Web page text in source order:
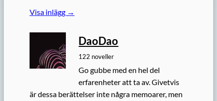
Visa inlägg →
DaoDao
122 noveller
Go gubbe med en hel del
erfarenheter att ta av. Givetvis
är dessa berättelser inte några memoarer, men